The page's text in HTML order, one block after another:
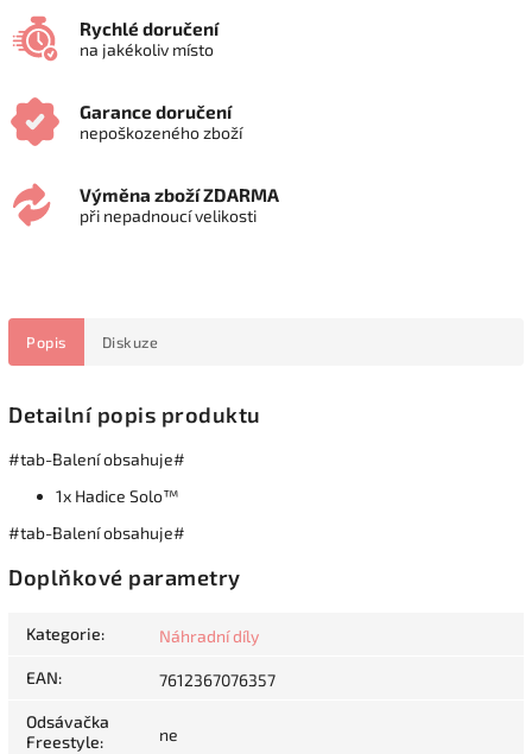
Rychlé doručení
na jakékoliv místo
Garance doručení
nepoškozeného zboží
Výměna zboží ZDARMA
při nepadnoucí velikosti
Popis Diskuze
Detailní popis produktu
#tab-Balení obsahuje#
1x Hadice Solo™
#tab-Balení obsahuje#
Doplňkové parametry
Kategorie: Náhradní díly
EAN: 7612367076357
Odsávačka
Freestyle: ne